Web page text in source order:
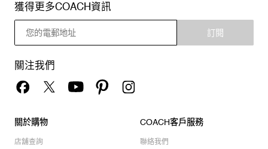
獲得更多COACH資訊
訂閱
關注我們
關於購物
店舖查詢
COACH客戶服務
聯絡我們